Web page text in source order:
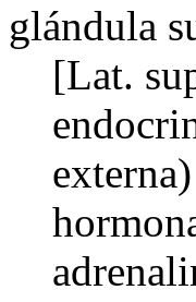
glándula
[Lat.